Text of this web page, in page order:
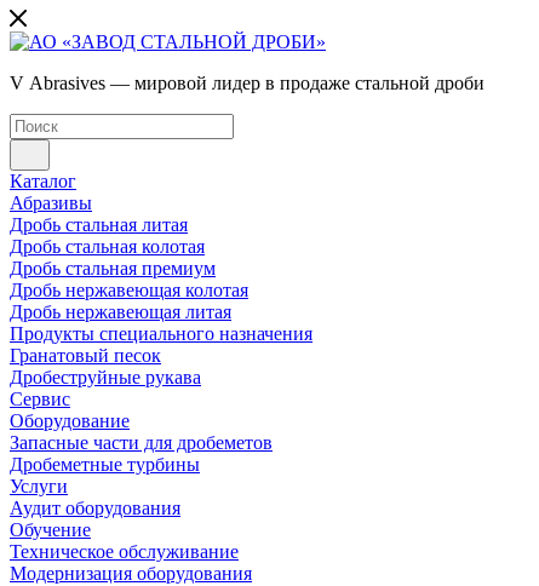
V Abrasives — мировой лидер в продаже стальной дроби
Каталог
Абразивы
Дробь стальная литая
Дробь стальная колотая
Дробь стальная премиум
Дробь нержавеющая колотая
Дробь нержавеющая литая
Продукты специального назначения
Гранатовый песок
Дробеструйные рукава
Сервис
Оборудование
Запасные части для дробеметов
Дробеметные турбины
Услуги
Аудит оборудования
Обучение
Техническое обслуживание
Модернизация оборудования